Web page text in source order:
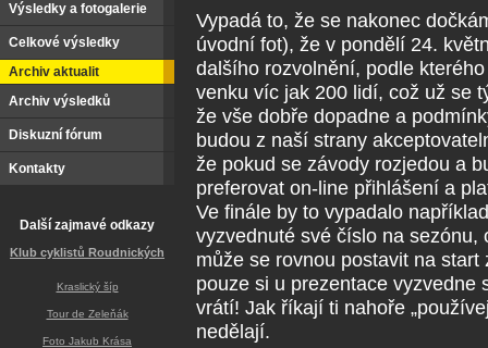
Výsledky a fotogalerie
Celkové výsledky
Archiv aktualit
Archiv výsledků
Diskuzní fórum
Kontakty
Další zajmavé odkazy
Klub cyklistů Roudnických
Kraslický šíp
Tour de Zeleňák
Foto Jakub Krása
Vypadá to, že se nakonec
úvodní fot), že v pondělí 24.
dalšího rozvolnění, podle
venku víc jak 200 lidí, což už se
že vše dobře dopadne a
budou z naší strany
že pokud se závody rozjedou a
preferovat on-line přihlášení a
Ve finále by to vypadalo
vyzvednuté své číslo na
může se rovnou postavit na
pouze si u prezentace
vrátí! Jak říkají ti nahoře
nedělají.